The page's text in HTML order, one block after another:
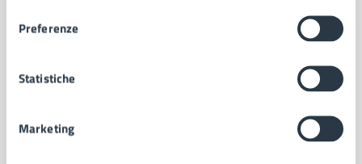
Preferenze
Statistiche
Marketing
Comune di Napoli
AMMINISTRAZIONE